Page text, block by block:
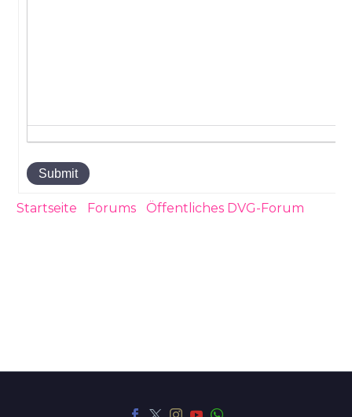
Submit
Startseite Forums Öffentliches DVG-Forum